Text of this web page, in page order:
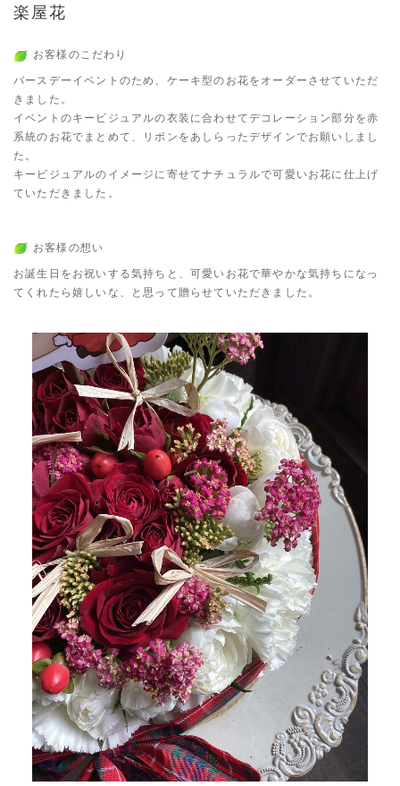
楽屋花
お客様のこだわり
バースデーイベントのため、ケーキ型のお花をオーダーさせていただ
きました。
イベントのキービジュアルの衣装に合わせてデコレーション部分を赤
系統のお花でまとめて、リボンをあしらったデザインでお願いしまし
た。
キービジュアルのイメージに寄せてナチュラルで可愛いお花に仕上げ
ていただきました。
お客様の想い
お誕生日をお祝いする気持ちと、可愛いお花で華やかな気持ちになっ
てくれたら嬉しいな、と思って贈らせていただきました。